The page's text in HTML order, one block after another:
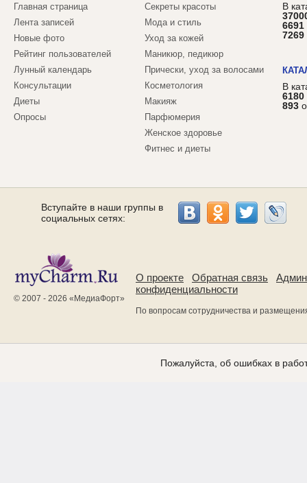
Главная страница
Лента записей
Новые фото
Рейтинг пользователей
Лунный календарь
Консультации
Диеты
Опросы
Секреты красоты
Мода и стиль
Уход за кожей
Маникюр, педикюр
Прически, уход за волосами
Косметология
Макияж
Парфюмерия
Женское здоровье
Фитнес и диеты
В
6691
7269
В
6180
893
Вступайте в наши группы в
социальных сетях:
© 2007 - 2026 « МедиаФорт»
О проекте Обратная связь
конфиденциальности
По вопросам сотрудничества и
Пожалуйста, об ошибках в